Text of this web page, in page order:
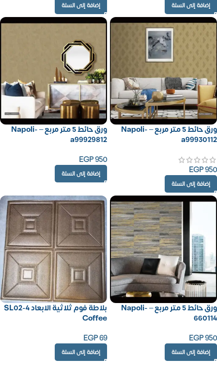
إضافة إلى السلة إضافة إلى السلة
ورق حائط 5 متر مربع – Napoli-
a99930112
EGP950
إضافة إلى السلة
ورق حائط 5 متر مربع – Napoli-
a99929812
EGP950
إضافة إلى السلة
ورق حائط 5 متر مربع – Napoli-
660114
EGP950
إضافة إلى السلة
بلاطة فوم ثلاثية الابعاد SL02-4
Coffee
EGP69
إضافة إلى السلة